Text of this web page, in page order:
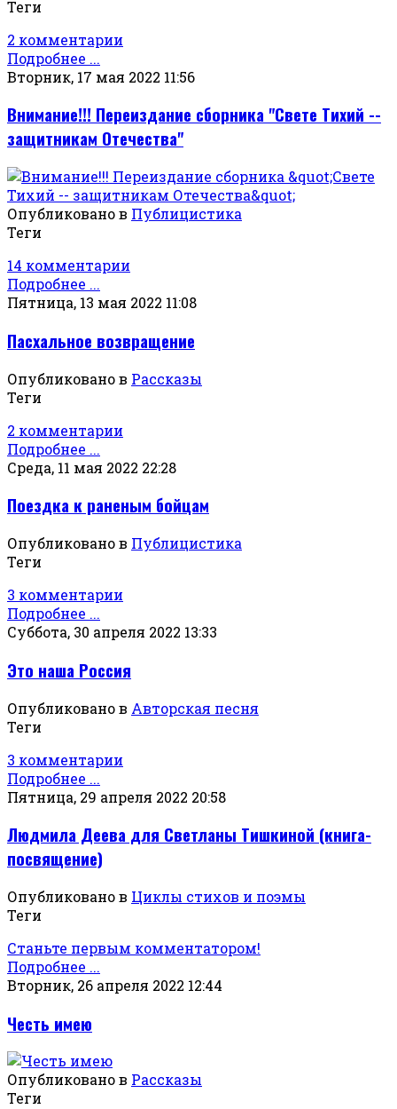
Теги
2 комментарии
Подробнее ...
Вторник, 17 мая 2022 11:56
Внимание!!! Переиздание сборника "Свете Тихий --
защитникам Отечества"
Опубликовано в Публицистика
Теги
14 комментарии
Подробнее ...
Пятница, 13 мая 2022 11:08
Пасхальное возвращение
Опубликовано в Рассказы
Теги
2 комментарии
Подробнее ...
Среда, 11 мая 2022 22:28
Поездка к раненым бойцам
Опубликовано в Публицистика
Теги
3 комментарии
Подробнее ...
Суббота, 30 апреля 2022 13:33
Это наша Россия
Опубликовано в Авторская песня
Теги
3 комментарии
Подробнее ...
Пятница, 29 апреля 2022 20:58
Людмила Деева для Светланы Тишкиной (книга-
посвящение)
Опубликовано в Циклы стихов и поэмы
Теги
Станьте первым комментатором!
Подробнее ...
Вторник, 26 апреля 2022 12:44
Честь имею
Опубликовано в Рассказы
Теги